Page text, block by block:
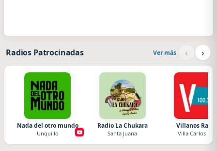
Radios Patrocinadas Ver más ‹ ›
Nada del otro mundo
Unquillo
Radio La Chukara
Santa Juana
Villanos
Villa Carlos Paz